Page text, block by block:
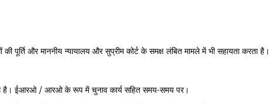
पूर्ति और माननीय न्यायालय और सुप्रीम कोर्ट के समक्ष लंबित मामले में भी सहायता करता है।
गया है। ईआरओ / आरओ के रूप में चुनाव कार्य सहित समय-समय पर।